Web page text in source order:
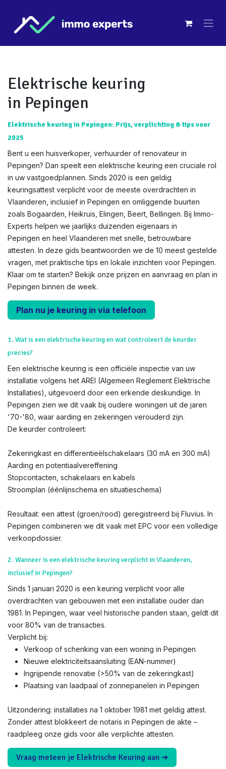
Elektrische keuring
in Pepingen
Elektrische keuring in Pepingen: Prijs, verplichting & tips voor
2025
Bent u een huisverkoper, verhuurder of renovateur in
Pepingen? Dan speelt een elektrische keuring een cruciale rol
in uw vastgoedplannen. Sinds 2020 is een geldig
keuringsattest verplicht voor de meeste overdrachten in
Vlaanderen, inclusief in Pepingen en omliggende buurten
zoals Bogaarden, Heikruis, Elingen, Beert, Bellingen. Bij Immo-
Experts helpen we jaarlijks duizenden eigenaars in
Pepingen en heel Vlaanderen met snelle, betrouwbare
attesten. In deze gids beantwoorden we de 10 meest gestelde
vragen, met praktische tips en lokale inzichten voor Pepingen.
Klaar om te starten? Bekijk onze prijzen en aanvraag en plan in
Pepingen binnen de week.
Plan nu je keuring in via telefoon
1. Wat is een elektrische keuring en wat controleert de keurder
precies?
Een elektrische keuring is een officiële inspectie van uw
installatie volgens het AREI (Algemeen Reglement Elektrische
Installaties), uitgevoerd door een erkende deskundige. In
Pepingen zien we dit vaak bij oudere woningen uit de jaren
'70-'80, waar aarding en zekeringen verouderd zijn.
De keurder controleert:
Zekeringkast en differentieëlschakelaars (30 mA en 300 mA)
Aarding en potentiaalvereffening
Stopcontacten, schakelaars en kabels
Stroomplan (éénlijnschema en situatieschema)
Resultaat: een attest (groen/rood) geregistreerd bij Fluvius. In
Pepingen combineren we dit vaak met EPC voor een volledige
verkoopdossier.
2. Wanneer is een elektrische keuring verplicht in Vlaanderen,
inclusief in Pepingen?
Sinds 1 januari 2020 is een keuring verplicht voor alle
overdrachten van gebouwen met een installatie ouder dan
1981. In Pepingen, waar veel historische panden staan, geldt dit
voor 80% van de transacties.
Verplicht bij:
Verkoop of schenking van een woning in Pepingen
Nieuwe elektriciteitsaansluiting (EAN-nummer)
Ingrijpende renovatie (>50% van de zekeringkast)
Plaatsing van laadpaal of zonnepanelen in Pepingen
Uitzondering: installaties na 1 oktober 1981 met geldig attest.
Zonder attest blokkeert de notaris in Pepingen de akte –
raadpleeg onze gids voor alle verplichte attesten.
Vraag meteen je Elektrische Keuring aan ➜